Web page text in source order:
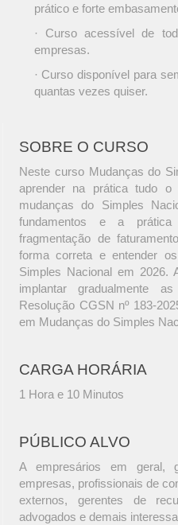
prático e forte
· Curso acessível de
empresas.
· Curso disponível para
quantas vezes quiser.
SOBRE O CURSO
Neste curso Mudanças do
aprender na prática tudo
mudanças do Simples
fundamentos e a
fragmentação de
forma correta e entender
Simples Nacional em 2026.
implantar gradualmente
Resolução CGSN nº 183-
em Mudanças do Simples
CARGA HORÁRIA
1 Hora e 10 Minutos
PÚBLICO ALVO
A empresários em geral,
empresas, profissionais de
externos, gerentes de
advogados e demais